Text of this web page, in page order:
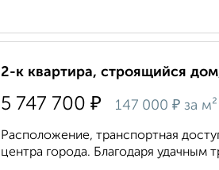
2-к квартира, строящийся
5 747 700 ₽ 147 000 ₽ за м²
Расположение, транспортная
центра города. Благодаря удачным